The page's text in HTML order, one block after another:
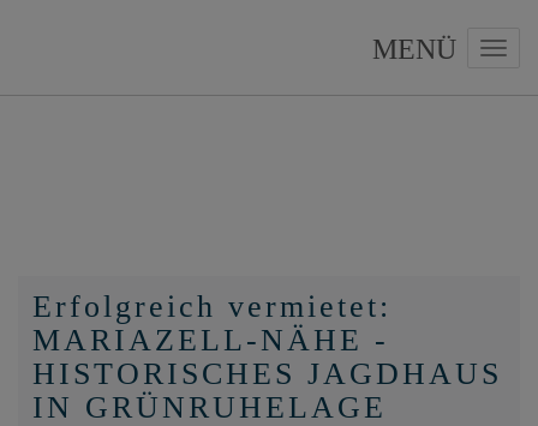
Erfolgreich vermietet:
MARIAZELL-NÄHE -
HISTORISCHES JAGDHAUS
IN GRÜNRUHELAGE